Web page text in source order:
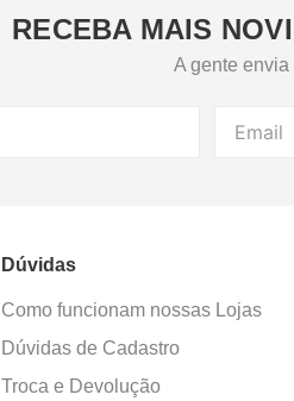
RECEBA MAIS
A gente
Dúvidas
Como funcionam nossas Lojas
Dúvidas de Cadastro
Troca e Devolução